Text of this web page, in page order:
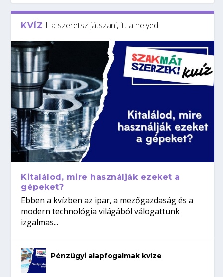
KVÍZ Ha szeretsz játszani, itt a helyed
Kitalálod, mire használják ezeket a
gépeket?
Ebben a kvízben az ipar, a mezőgazdaság és a
modern technológia világából válogattunk
izgalmas...
Pénzügyi alapfogalmak kvíze